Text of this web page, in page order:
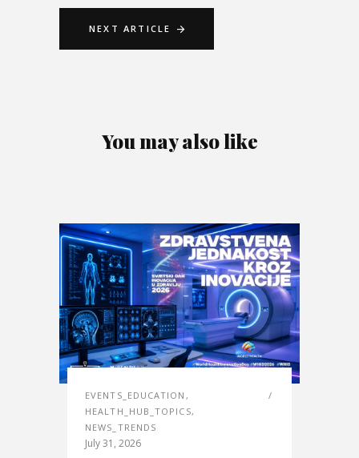
NEXT ARTICLE
You may also like
EVENTS_EDUCATION ,
HEALTH_HUB_TOPICS,
NEWS_TRENDS
July 31, 2026